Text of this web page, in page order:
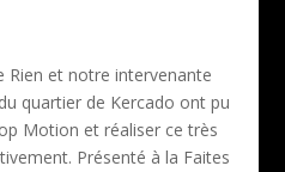
Rien et notre intervenante
quartier de Kercado ont pu
Motion et réaliser ce très
Présenté à la Faites